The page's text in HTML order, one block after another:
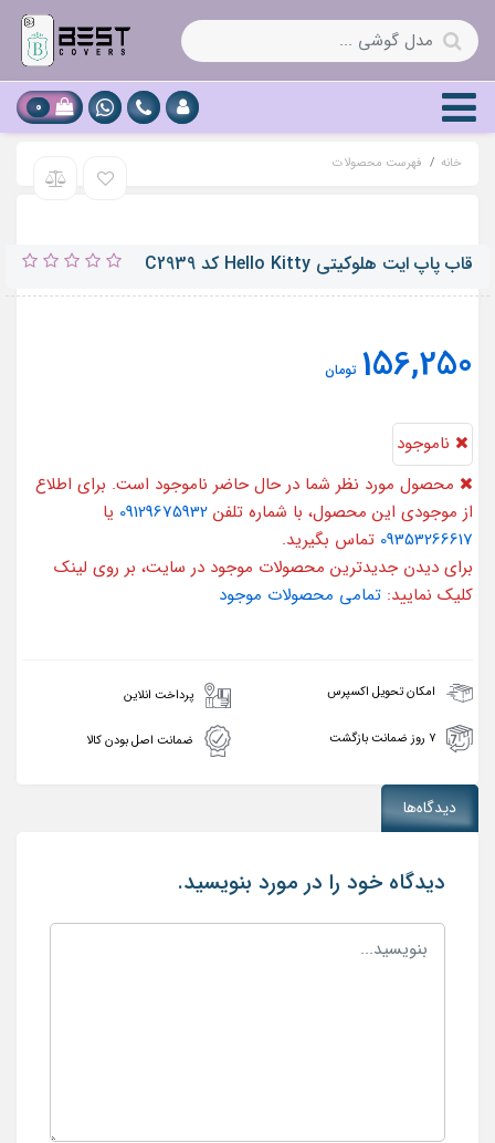
0
خانه فهرست محصولات
قاب پاپ ایت هلوکیتی Hello Kitty کد C2939
156,250 تومان
ناموجود
محصول مورد نظر شما در حال حاضر ناموجود است. برای اطلاع
از موجودی این محصول، با شماره تلفن 09129675932 یا
09353266617 تماس بگیرید.
برای دیدن جدیدترین محصولات موجود در سایت، بر روی لینک
کلیک نمایید: تمامی محصولات موجود
امکان تحویل اکسپرس پرداخت انلاین
۷ روز ضمانت بازگشت ضمانت اصل بودن کالا
دیدگاه‌ها
دیدگاه خود را در مورد بنویسید.